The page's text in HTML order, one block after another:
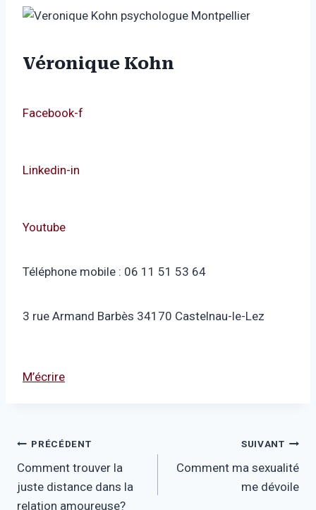
Véronique Kohn
Facebook-f
Linkedin-in
Youtube
Téléphone mobile : 06 11 51 53 64
3 rue Armand Barbès 34170 Castelnau-le-Lez
M’écrire
Navigation
de
PRÉCÉDENT
Comment trouver la
juste distance dans la
relation amoureuse?
SUIVANT
Comment ma sexualité
me dévoile